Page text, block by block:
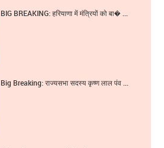
BIG BREAKING: हरियाणा में मंत्रियों को बा� ...
Big Breaking: राज्यसभा सदस्य कृष्ण लाल पंव ...